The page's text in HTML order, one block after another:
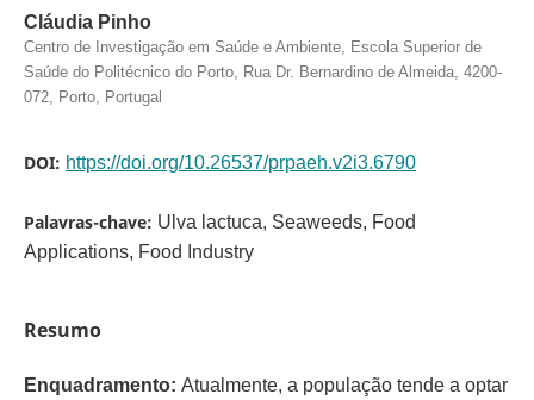
Cláudia Pinho
Centro de Investigação em Saúde e Ambiente, Escola Superior de
Saúde do Politécnico do Porto, Rua Dr. Bernardino de Almeida, 4200-
072, Porto, Portugal
DOI: https://doi.org/10.26537/prpaeh.v2i3.6790
Palavras-chave: Ulva lactuca, Seaweeds, Food
Applications, Food Industry
Resumo
Enquadramento: Atualmente, a população tende a optar